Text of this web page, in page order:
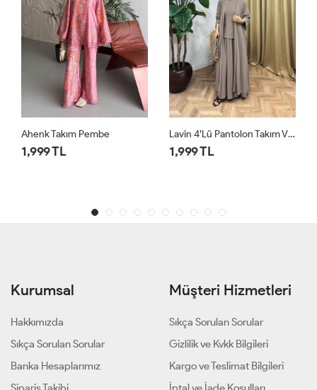
1,999 TL 1,999 TL
Kurumsal
Hakkımızda
Sıkça Sorulan Sorular
Banka Hesaplarımız
Müşteri Hizmetleri
Sıkça Sorulan Sorular
Gizlilik ve Kvkk Bilgileri
Kargo ve Teslimat Bilgileri